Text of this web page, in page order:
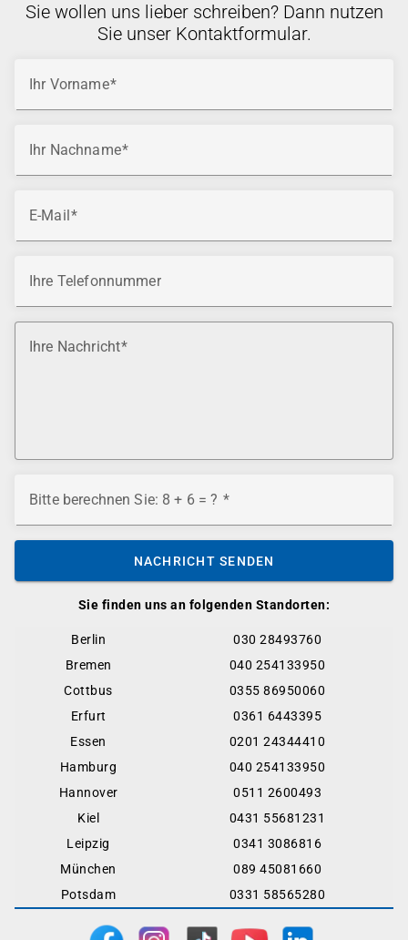
Sie finden uns an folgenden Standorten:
Berlin
030 28493760
Bremen
040 254133950
Cottbus
0355 86950060
Erfurt
0361 6443395
Essen
0201 24344410
Hamburg
040 254133950
Hannover
0511 2600493
Kiel
0431 55681231
Leipzig
0341 3086816
München
089 45081660
Potsdam
0331 58565280
Sie wollen uns lieber schreiben? Dann nutzen
Sie unser Kontaktformular.
Ihr Vorname
Ihr Nachname
E-Mail
Ihre Telefonnummer
Ihre Nachricht
Bitte berechnen Sie: 8 + 6 = ?
NACHRICHT SENDEN